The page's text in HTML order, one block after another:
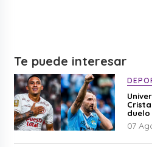
Te puede interesar
duelo
07